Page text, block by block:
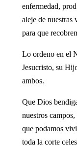
enfermedad,
aleje de nuestras
para que
Lo ordeno en el
Jesucristo, su
ambos.
Que Dios
nuestros
que podamos
toda la corte